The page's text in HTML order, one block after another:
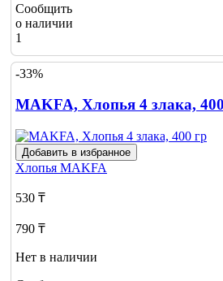
Сообщить
о наличии
1
-33%
MAKFA, Хлопья 4 злака,
Добавить в избранное
Хлопья MAKFA
530 ₸
790 ₸
Нет в наличии